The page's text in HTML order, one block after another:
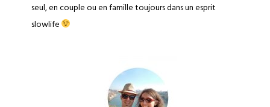
seul, en couple ou en famille toujours dans un esprit
slowlife